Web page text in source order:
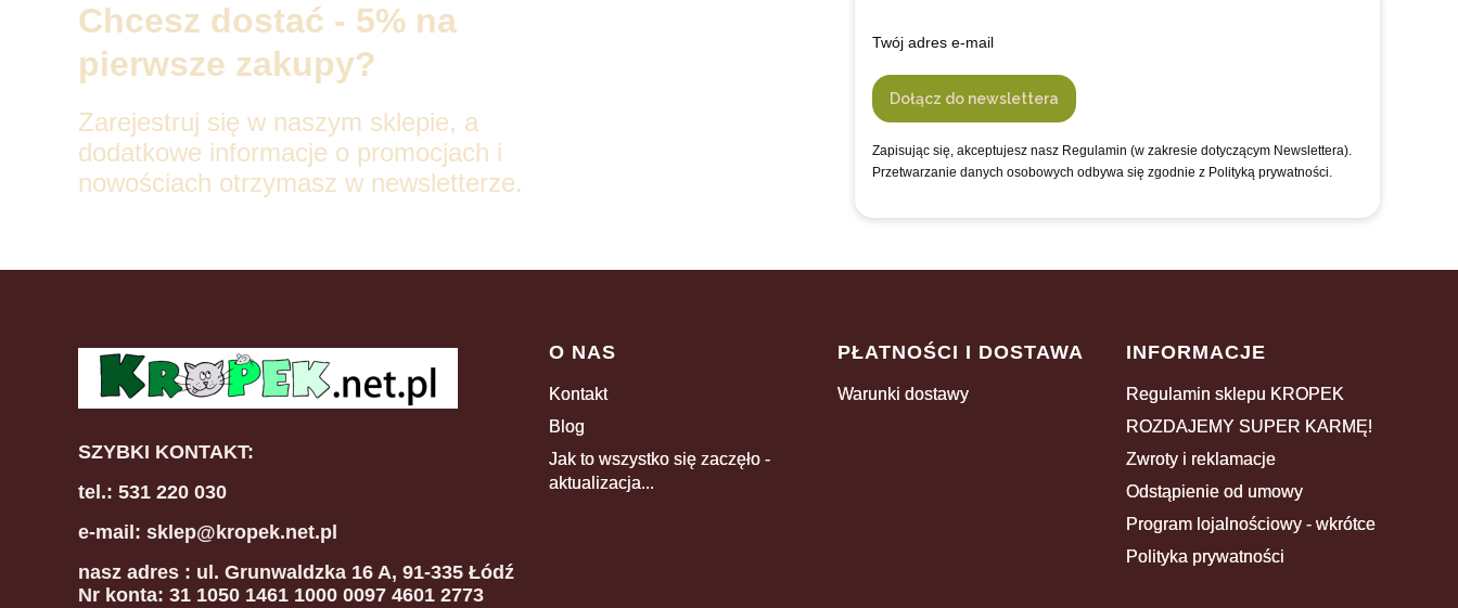
Chcesz dostać - 5% na
pierwsze zakupy?
Zarejestruj się w naszym sklepie, a
dodatkowe informacje o promocjach i
nowościach otrzymasz w newsletterze.
Twój adres e-mail
Dołącz do newslettera
Zapisując się, akceptujesz nasz Regulamin (w zakresie dotyczącym Newslettera).
Przetwarzanie danych osobowych odbywa się zgodnie z Polityką prywatności.
SZYBKI KONTAKT:
tel.: 531 220 030
e-mail: sklep@kropek.net.pl
nasz adres : ul. Grunwaldzka 16 A, 91-335 Łódź
Nr konta: 31 1050 1461 1000 0097 4601 2773
Linki w stopce
O NAS
Kontakt
Blog
Jak to wszystko się zaczęło -
aktualizacja...
PŁATNOŚCI I DOSTAWA
Warunki dostawy
INFORMACJE
Regulamin sklepu KROPEK
ROZDAJEMY SUPER KARMĘ!
Zwroty i reklamacje
Odstąpienie od umowy
Program lojalnościowy - wkrótce
Polityka prywatności